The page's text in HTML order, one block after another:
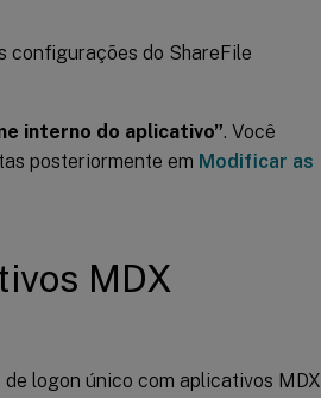
configurações do ShareFile
interno do aplicativo”. Você
posteriormente em Modificar as
MDX
logon único com aplicativos MDX